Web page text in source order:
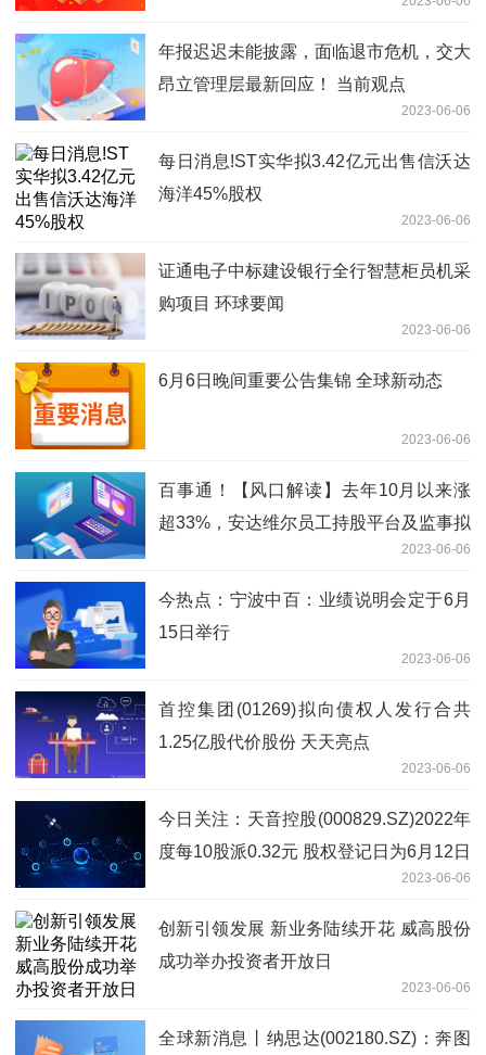
年报迟迟未能披露，面临退市危机，交大
昂立管理层最新回应！ 当前观点
2023-06-06
每日消息!ST实华拟3.42亿元出售信沃达
海洋45%股权
2023-06-06
证通电子中标建设银行全行智慧柜员机采
购项目 环球要闻
2023-06-06
6月6日晚间重要公告集锦 全球新动态
2023-06-06
百事通！【风口解读】去年10月以来涨
超33%，安达维尔员工持股平台及监事拟
2023-06-06
今热点：宁波中百：业绩说明会定于6月
15日举行
2023-06-06
首控集团(01269)拟向债权人发行合共
1.25亿股代价股份 天天亮点
2023-06-06
今日关注：天音控股(000829.SZ)2022年
度每10股派0.32元 股权登记日为6月12日
2023-06-06
创新引领发展 新业务陆续开花 威高股份
成功举办投资者开放日
2023-06-06
全球新消息丨纳思达(002180.SZ)：奔图